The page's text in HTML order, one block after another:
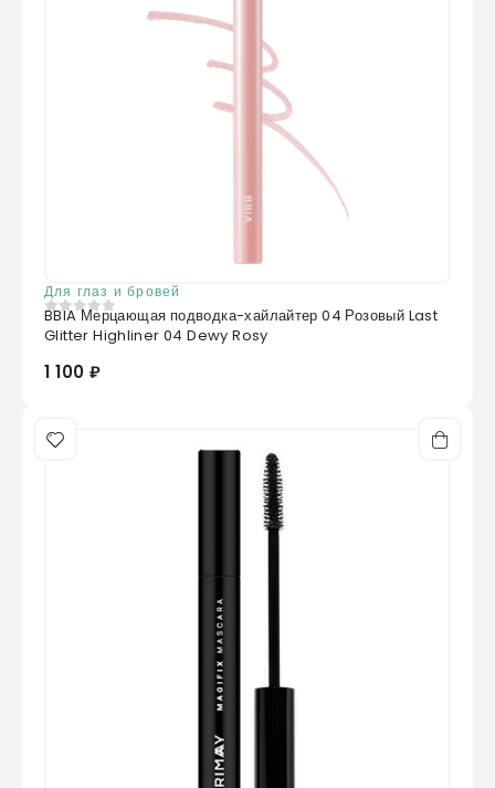
Для глаз и бровей
0из 5
BBIA Мерцающая подводка-хайлайтер 04 Розовый Last
Glitter Highliner 04 Dewy Rosy
1 100 ₽